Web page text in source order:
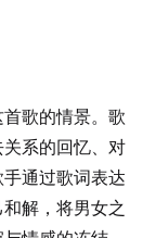
歌的情景。歌
系的回忆、对
通过歌词表达
解，将男女之